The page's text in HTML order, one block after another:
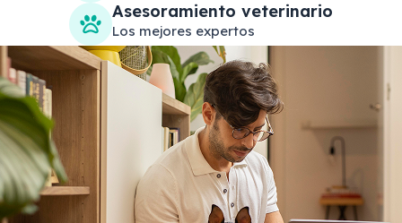
Asesoramiento veterinario
Los mejores expertos